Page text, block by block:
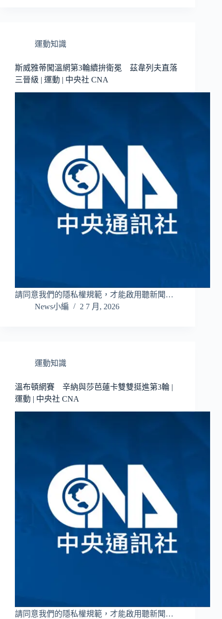
運動知識
斯威雅蒂闖溫網第3輪續拚衛冕 茲韋列夫直落
三晉級 | 運動 | 中央社 CNA
請同意我們的隱私權規範，才能啟用聽新聞…
News小編
2 7 月, 2026
運動知識
溫布頓網賽 辛納與莎芭蓮卡雙雙挺進第3輪 |
運動 | 中央社 CNA
請同意我們的隱私權規範，才能啟用聽新聞…